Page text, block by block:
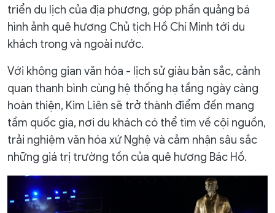
triển du lịch của địa phương, góp phần quảng bá
hình ảnh quê hương Chủ tịch Hồ Chí Minh tới du
khách trong và ngoài nước.
Với không gian văn hóa - lịch sử giàu bản sắc, cảnh
quan thanh bình cùng hệ thống hạ tầng ngày càng
hoàn thiện, Kim Liên sẽ trở thành điểm đến mang
tầm quốc gia, nơi du khách có thể tìm về cội nguồn,
trải nghiệm văn hóa xứ Nghệ và cảm nhận sâu sắc
những giá trị trường tồn của quê hương Bác Hồ.